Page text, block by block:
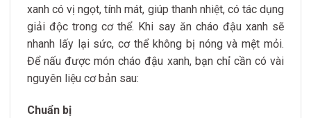
xanh có vị ngọt, tính mát, giúp thanh nhiệt, có tác dụng
giải độc trong cơ thể. Khi say ăn cháo đậu xanh sẽ
nhanh lấy lại sức, cơ thể không bị nóng và mệt mỏi.
Để nấu được món cháo đậu xanh, bạn chỉ cần có vài
nguyên liệu cơ bản sau:
Chuẩn bị